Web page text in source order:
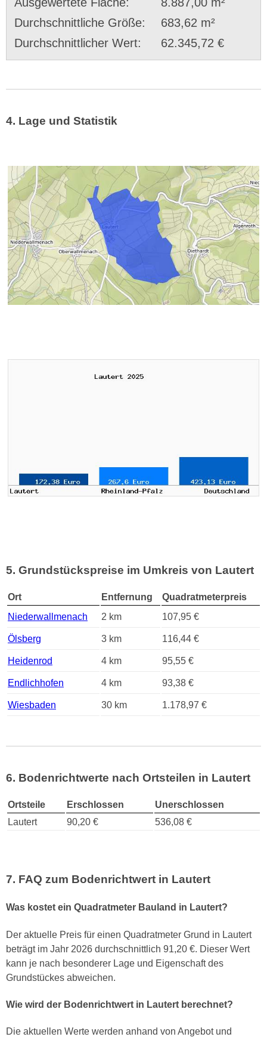
Durchschnittliche Größe:
683,62 m²
Durchschnittlicher Wert:
62.345,72 €
4. Lage und Statistik
5. Grundstückspreise im Umkreis von Lautert
Ort Entfernung
Quadratmeterpreis
Niederwallmenach
2 km 107,95 €
Ölsberg 3 km 116,44 €
Heidenrod 4 km 95,55 €
Endlichhofen 4 km 93,38 €
Wiesbaden 30 km 1.178,97 €
6. Bodenrichtwerte nach Ortsteilen in Lautert
Ortsteile Erschlossen
Unerschlossen
Lautert
90,20 € 536,08 €
7. FAQ zum Bodenrichtwert in Lautert
Was kostet ein Quadratmeter Bauland in Lautert?
Der aktuelle Preis für einen Quadratmeter Grund in Lautert
beträgt im Jahr 2026 durchschnittlich 91,20 €. Dieser Wert
kann je nach besonderer Lage und Eigenschaft des
Grundstückes abweichen.
Wie wird der Bodenrichtwert in Lautert berechnet?
Die aktuellen Werte werden anhand von Angebot und